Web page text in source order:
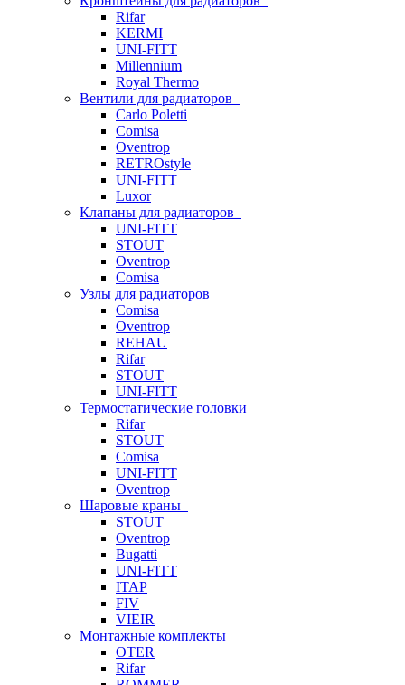
Rifar
KERMI
UNI-FITT
Millennium
Royal Thermo
Вентили для радиаторов
Carlo Poletti
Comisa
Oventrop
RETROstyle
UNI-FITT
Luxor
Клапаны для радиаторов
UNI-FITT
STOUT
Oventrop
Comisa
Узлы для радиаторов
Comisa
Oventrop
REHAU
Rifar
STOUT
UNI-FITT
Термостатические головки
Rifar
STOUT
Comisa
UNI-FITT
Oventrop
Шаровые краны
STOUT
Oventrop
Bugatti
UNI-FITT
ITAP
FIV
VIEIR
Монтажные комплекты
OTER
Rifar